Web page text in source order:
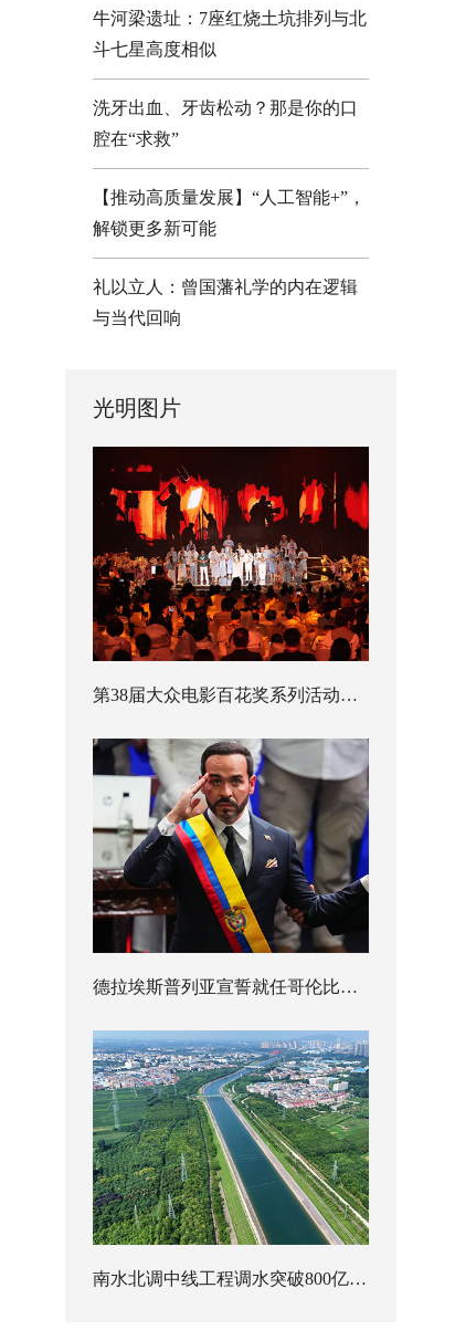
牛河梁遗址：7座红烧土坑排列与北
斗七星高度相似
洗牙出血、牙齿松动？那是你的口
腔在“求救”
【推动高质量发展】“人工智能+”，
解锁更多新可能
礼以立人：曾国藩礼学的内在逻辑
与当代回响
光明图片
第38届大众电影百花奖系列活动开幕
德拉埃斯普列亚宣誓就任哥伦比亚总统
南水北调中线工程调水突破800亿立方米